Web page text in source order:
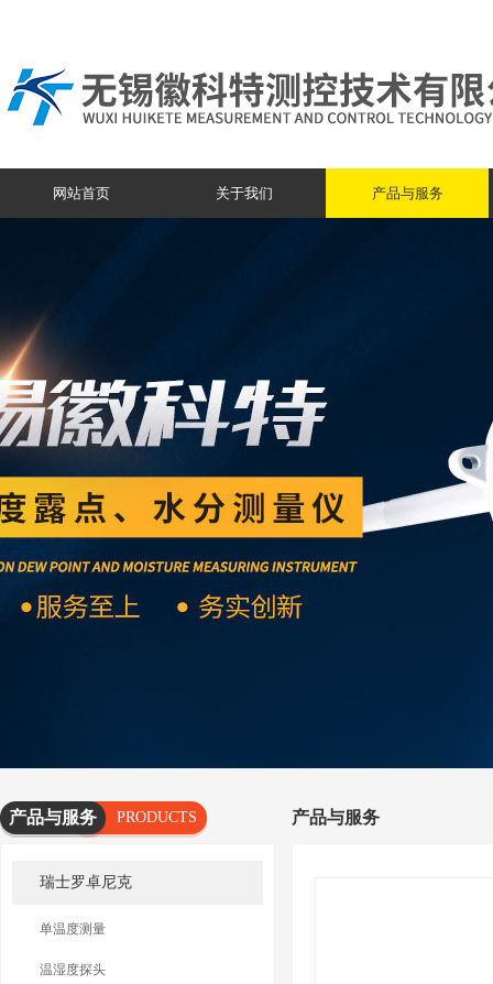
网站首页 关于我们 产品与服务
产品与服务
PRODUCTS
SERVICES
瑞士罗卓尼克
单温度测量
温湿度探头
产品与服务